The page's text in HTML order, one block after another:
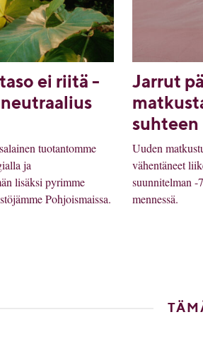
ei riitä -
tuotantomme
ja
lisäksi pyrimme
Pohjoismaissa.
Jarrut
suhteen
Uuden
vähentäneet
suunnitelman -
mennessä.